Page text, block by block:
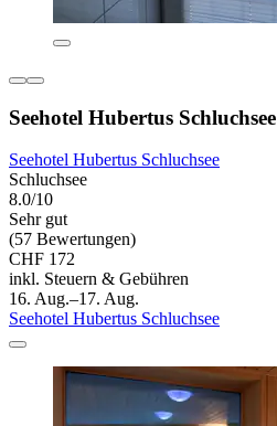
Seehotel Hubertus Schluchsee
Seehotel Hubertus Schluchsee
Schluchsee
8.0/10
Sehr gut
(57 Bewertungen)
CHF 172
inkl. Steuern & Gebühren
16. Aug.–17. Aug.
Seehotel Hubertus Schluchsee